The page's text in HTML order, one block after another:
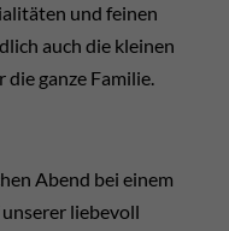
und feinen
auch die kleinen
die ganze Familie.
Abend bei einem
liebevoll